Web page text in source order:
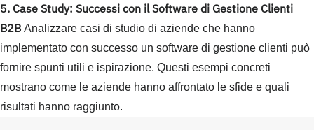
5. Case Study: Successi con il Software di Gestione Clienti
B2B Analizzare casi di studio di aziende che hanno
implementato con successo un software di gestione clienti può
fornire spunti utili e ispirazione. Questi esempi concreti
mostrano come le aziende hanno affrontato le sfide e quali
risultati hanno raggiunto.